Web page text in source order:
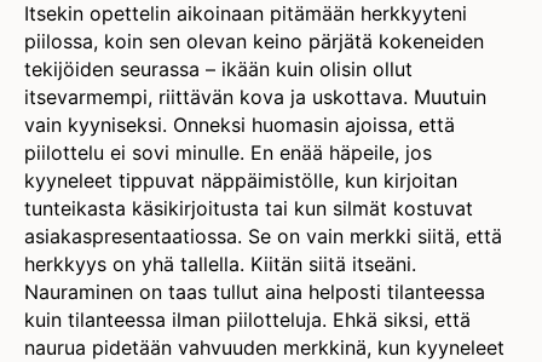
Itsekin opettelin aikoinaan pitämään herkkyyteni
piilossa, koin sen olevan keino pärjätä kokeneiden
tekijöiden seurassa – ikään kuin olisin ollut
itsevarmempi, riittävän kova ja uskottava. Muutuin
vain kyyniseksi. Onneksi huomasin ajoissa, että
piilottelu ei sovi minulle. En enää häpeile, jos
kyyneleet tippuvat näppäimistölle, kun kirjoitan
tunteikasta käsikirjoitusta tai kun silmät kostuvat
asiakaspresentaatiossa. Se on vain merkki siitä, että
herkkyys on yhä tallella. Kiitän siitä itseäni.
Nauraminen on taas tullut aina helposti tilanteessa
kuin tilanteessa ilman piilotteluja. Ehkä siksi, että
naurua pidetään vahvuuden merkkinä, kun kyyneleet